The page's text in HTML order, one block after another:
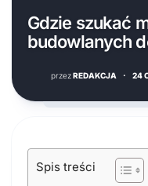
Gdzie szukać
budowlanych
przezREDAKCJA · 24
Spis treści